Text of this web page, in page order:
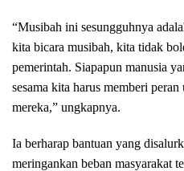
“Musibah ini sesungguhnya
kita bicara musibah, kita tidak
pemerintah. Siapapun manusia
sesama kita harus memberi
mereka,” ungkapnya.
Ia berharap bantuan yang
meringankan beban masyarakat